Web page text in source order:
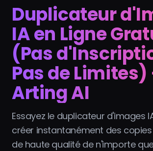
Duplicateur
IA en Ligne
(Pas
Pas de Limites)
Arting AI
Essayez le duplicateur d'images
créer instantanément des
de haute qualité de n'importe